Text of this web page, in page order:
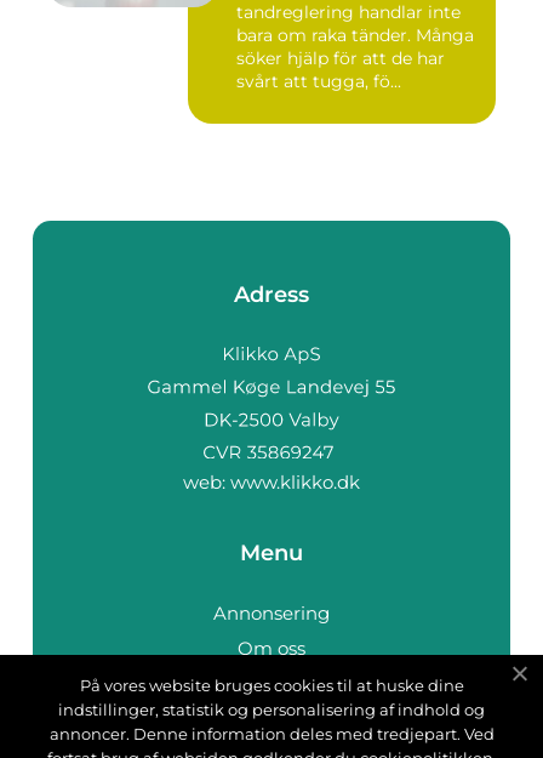
tandreglering handlar inte
bara om raka tänder. Många
söker hjälp för att de har
svårt att tugga, fö...
Adress
web: www.klikko.dk
Menu
Annonsering
Om oss
Cookies
Kontakta oss
Sitemap
På vores website bruges cookies til at huske dine
indstillinger, statistik og personalisering af indhold og
annoncer. Denne information deles med tredjepart. Ved